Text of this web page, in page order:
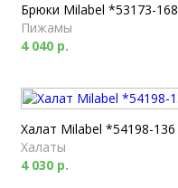
Брюки Milabel *53173-168
Пижамы
4 040 р.
Халат Milabel *54198-136
Халаты
4 030 р.